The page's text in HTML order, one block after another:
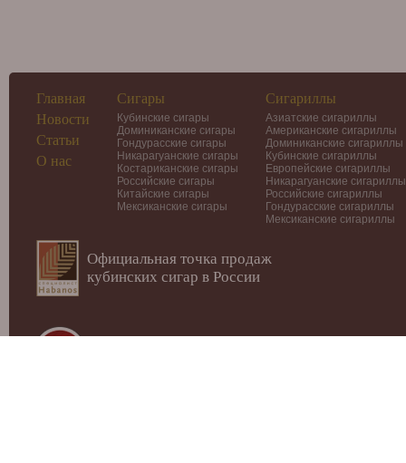
Главная
Новости
Статьи
О нас
Сигары
Кубинские сигары
Доминиканские сигары
Гондурасские сигары
Никарагуанские сигары
Костариканские сигары
Российские сигары
Китайские сигары
Мексиканские сигары
Сигариллы
Азиатские сигариллы
Американские сигариллы
Доминиканские сигариллы
Кубинские сигариллы
Европейские сигариллы
Никарагуанские сигариллы
Российские сигариллы
Гондурасские сигариллы
Мексиканские сигариллы
Официальная точка продаж
кубинских сигар в России